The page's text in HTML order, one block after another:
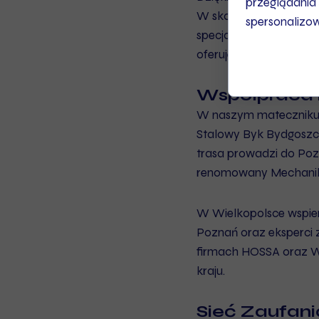
W skali
specjalistów
oferuje również serwis
W naszym
Stalowy Byk
trasa prowadzi do
renomowany
W Wielkopolsce
Poznań oraz eksperci
firmach HOSSA oraz
kraju.
Sieć